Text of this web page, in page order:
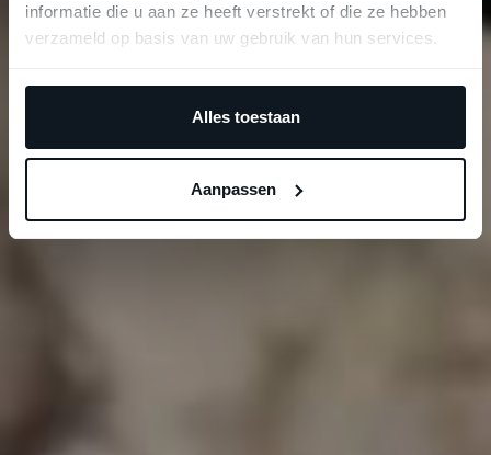
informatie die u aan ze heeft verstrekt of die ze hebben
verzameld op basis van uw gebruik van hun services.
Alles toestaan
Aanpassen